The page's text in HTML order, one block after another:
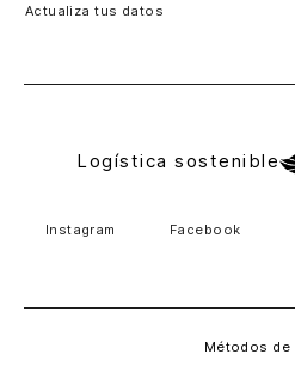
Actualiza tus datos
Logística sostenible
Instagram Facebook
Métodos de